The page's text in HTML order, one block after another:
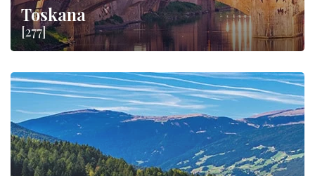
Toskana
[277]